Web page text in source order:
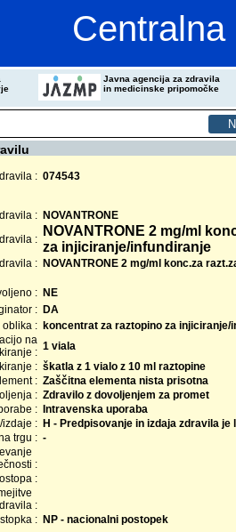
Javna agencija za zdravila
in medicinske pripomočke
: 074543
: NOVANTRONE
:
NOVANTRONE 2 mg/ml
za injiciranje/infundiranje
: NOVANTRONE 2 mg/ml konc.za
: NE
: DA
oblika : koncentrat za raztopino za injiciranje/
na
: 1 viala
: škatla z 1 vialo z 10 ml raztopine
: Zaščitna elementa nista prisotna
: Zdravilo z dovoljenjem za promet
:
Intravenska uporaba
izdaje : H - Predpisovanje in izdaja zdravila
trgu : -
:
:
:
: NP - nacionalni postopek